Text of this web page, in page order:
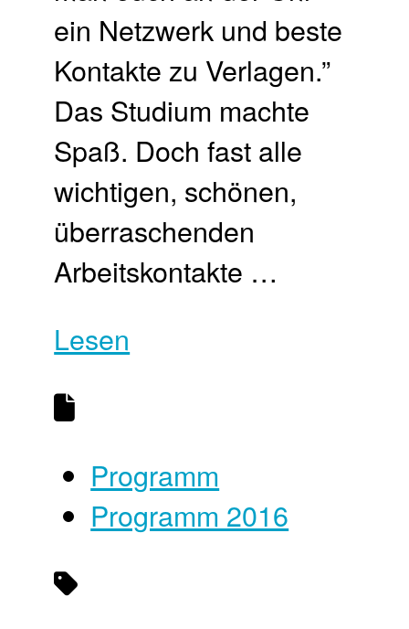
ein Netzwerk und beste
Kontakte zu Verlagen.”
Das Studium machte
Spaß. Doch fast alle
wichtigen, schönen,
überraschenden
Arbeitskontakte …
Lesen
Programm
Programm 2016